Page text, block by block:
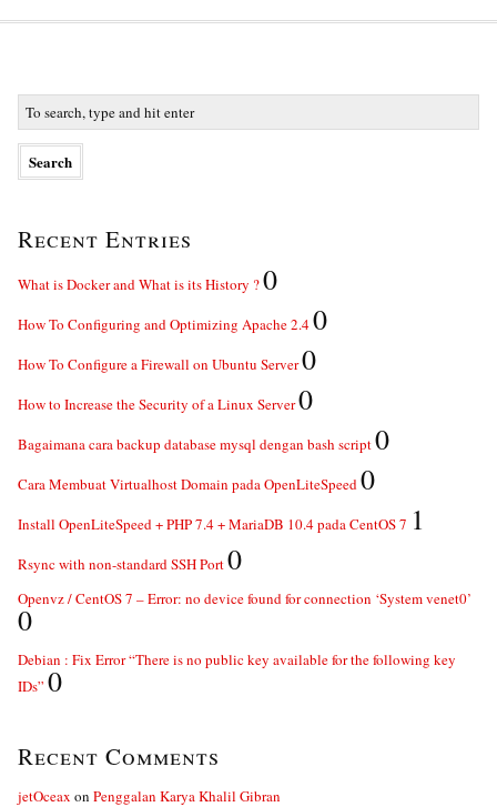
Recent Entries
What is Docker and What is its History ?0
How To Configuring and Optimizing Apache 2.40
How To Configure a Firewall on Ubuntu Server0
How to Increase the Security of a Linux Server0
Bagaimana cara backup database mysql dengan bash script0
Cara Membuat Virtualhost Domain pada OpenLiteSpeed0
Install OpenLiteSpeed + PHP 7.4 + MariaDB 10.4 pada CentOS 7 1
Rsync with non-standard SSH Port0
Openvz / CentOS 7 – Error: no device found for connection ‘System venet0’
0
Debian : Fix Error “There is no public key available for the following key
IDs” 0
Recent Comments
jetOceax on Penggalan Karya Khalil Gibran